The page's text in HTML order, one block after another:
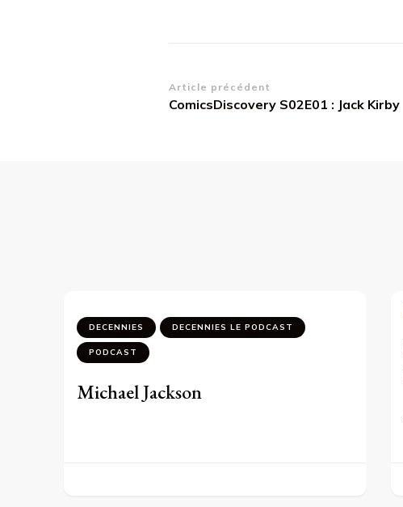
Navigation
d’article
Article précédent
ComicsDiscovery S02E01 : Jack Kirby
DECENNIES DECENNIES LE PODCAST
PODCAST
Michael Jackson